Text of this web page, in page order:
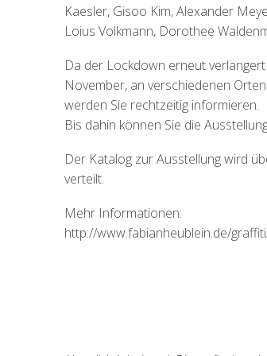
Kaesler, Gisoo Kim, Alexander
Loius Volkmann, Dorothee
Da der Lockdown erneut
November, an verschiedenen
werden Sie rechtzeitig informieren.
Bis dahin können Sie die
Der Katalog zur Ausstellung wird
verteilt.
Mehr Informationen:
http://www.fabianheublein.de/